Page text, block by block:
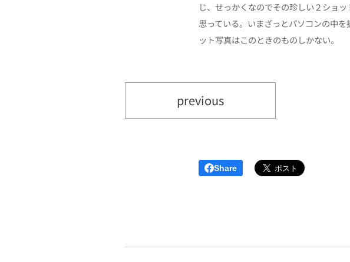
じ、せっかくなのでその珍しい２ショッ
思っている。いまざっとパソコンの中
ット写真はこのときのものしかない。
previous
Share